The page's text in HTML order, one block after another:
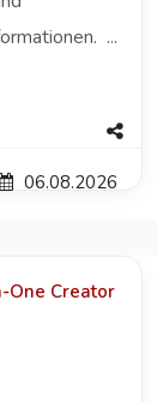
...
06.08.2026
One Creator